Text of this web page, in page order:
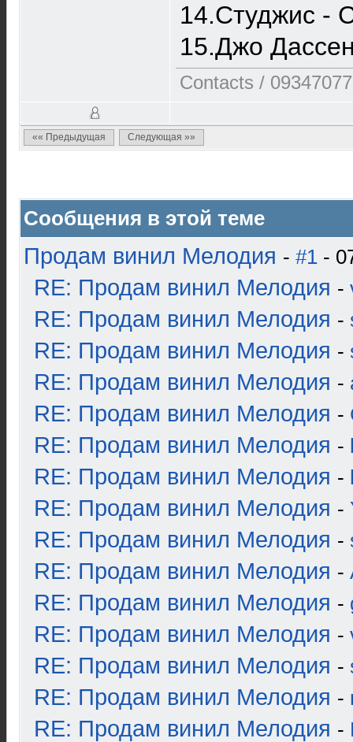
14.Студжис -
15.Джо
Contacts /
«« Предыдущая Следующая »»
Сообщения в этой теме
Продам винил Мелодия - #1 -
RE: Продам винил Мелодия -
RE: Продам винил Мелодия -
RE: Продам винил Мелодия -
RE: Продам винил Мелодия -
RE: Продам винил Мелодия -
RE: Продам винил Мелодия -
RE: Продам винил Мелодия -
RE: Продам винил Мелодия -
RE: Продам винил Мелодия -
RE: Продам винил Мелодия -
RE: Продам винил Мелодия -
RE: Продам винил Мелодия -
RE: Продам винил Мелодия -
RE: Продам винил Мелодия -
RE: Продам винил Мелодия -